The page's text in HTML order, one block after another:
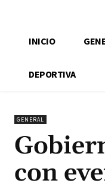
INICIO
DEPORTIVA
GENERAL
con